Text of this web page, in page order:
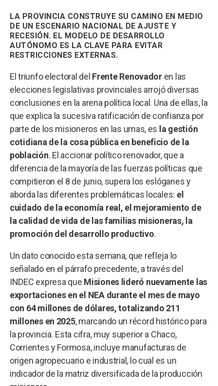
LA PROVINCIA CONSTRUYE SU CAMINO EN MEDIO
DE UN ESCENARIO NACIONAL DE AJUSTE Y
RECESIÓN. EL MODELO DE DESARROLLO
AUTÓNOMO ES LA CLAVE PARA EVITAR
RESTRICCIONES EXTERNAS.
El triunfo electoral del Frente Renovadoren las
elecciones legislativas provinciales arrojó diversas
conclusiones en la arena política local. Una de ellas, la
que explica la sucesiva ratificación de confianza por
parte de los misioneros en las urnas, es la gestión
cotidiana de la cosa pública en beneficio de la
población. El accionar político renovador, que a
diferencia de la mayoría de las fuerzas políticas que
compitieron el 8 de junio, supera los eslóganes y
aborda las diferentes problemáticas locales: el
cuidado de la economía real, el mejoramiento de
la calidad de vida de las familias misioneras, la
promoción del desarrollo productivo.
Un dato conocido esta semana, que refleja lo
señalado en el párrafo precedente, a través del
INDEC expresa que Misiones lideró nuevamente las
exportaciones en el NEA durante el mes de mayo
con 64 millones de dólares, totalizando 211
millones en 2025, marcando un récord histórico para
la provincia. Esta cifra, muy superior a Chaco,
Corrientes y Formosa, incluye manufacturas de
origen agropecuario e industrial, lo cual es un
indicador de la matriz diversificada de la producción